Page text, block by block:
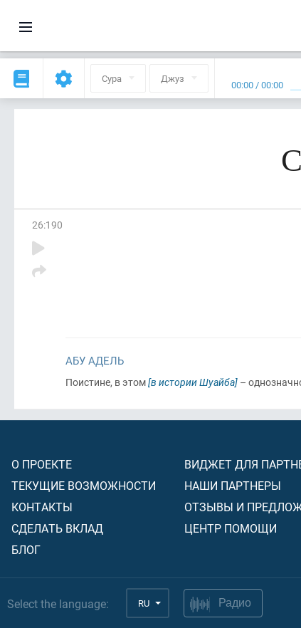
Сура Джуз 00:00 /00:00
26:190
АБУ АДЕЛЬ
Поистине, в этом[в истории Шуайба] –
О ПРОЕКТЕ
ТЕКУЩИЕ ВОЗМОЖНОСТИ
КОНТАКТЫ
СДЕЛАТЬ ВКЛАД
БЛОГ
ВИДЖЕТ ДЛЯ
НАШИ ПАРТНЕРЫ
ОТЗЫВЫ И
ЦЕНТР ПОМОЩИ
Select the language: RU Радио